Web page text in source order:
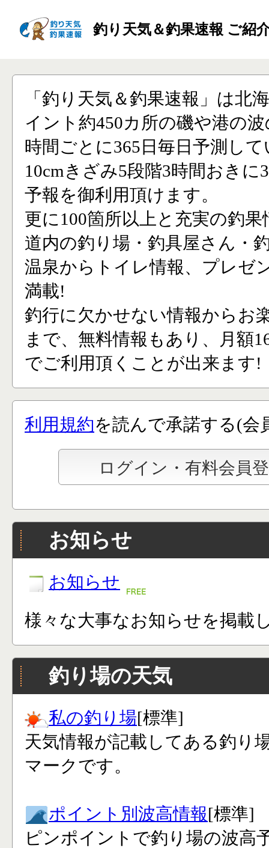
釣り天気＆釣果速報 ご紹
「釣り天気＆釣果速報」は北
イント約450カ所の磯や港の
時間ごとに365日毎日予測し
10cmきざみ5段階3時間おきに
予報を御利用頂けます。
更に100箇所以上と充実の釣果
道内の釣り場・釣具屋さん・
温泉からトイレ情報、プレゼ
満載!
釣行に欠かせない情報からお
まで、無料情報もあり、月額
でご利用頂くことが出来ます!
利用規約を読んで承諾する(会
お知らせ
お知らせ
様々な大事なお知らせを掲載
釣り場の天気
私の釣り場[標準]
天気情報が記載してある釣り
マークです。
ポイント別波高情報[標準]
ピンポイントで釣り場の波高